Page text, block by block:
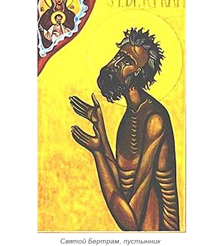
Святой Бертрам, пустынник